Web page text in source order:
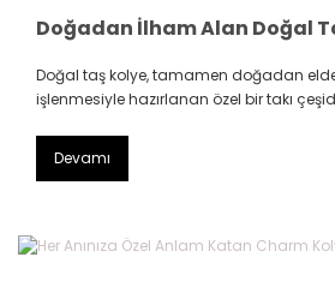
Doğal taş kolye, tamamen doğadan
işlenmesiyle hazırlanan özel bir takı
Devamı